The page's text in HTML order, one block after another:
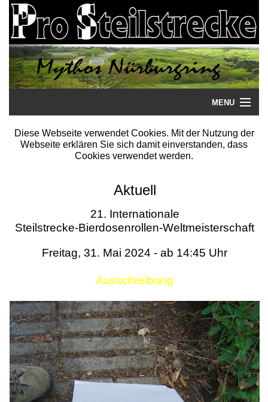
MENU
Startseite
Literatur
Termine
Diese Webseite verwendet Cookies. Mit der Nutzung der
Webseite erklären Sie sich damit einverstanden, dass
Cookies verwendet werden.
Aktuell
21. Internationale
Steilstrecke-Bierdosenrollen-Weltmeisterschaft
Freitag, 31. Mai 2024 - ab 14:45 Uhr
Ausschreibung